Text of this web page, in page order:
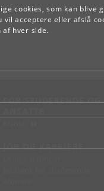
cookies, som kan blive
acceptere eller afslå
af hver side.
FOR STUDERENDE OG
JOB OG KARRIERE